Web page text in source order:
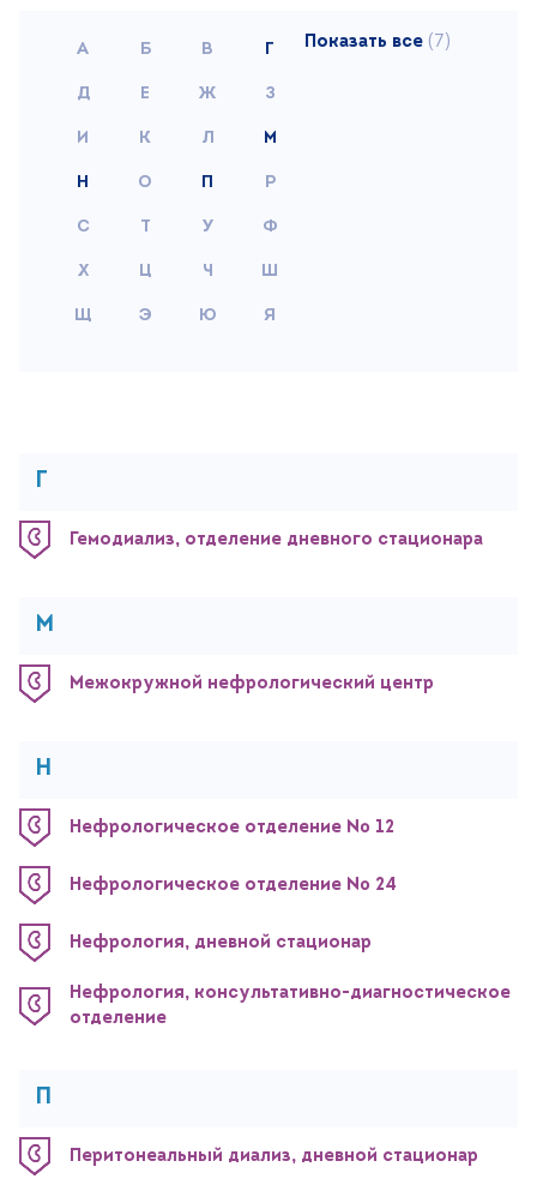
Поиск
Версия для слабовидящих
+7 (499) 490-03-03
8:00-20:00 будни
Записаться на прием
(7)
Г
Гемодиализ, отделение дневного стационара
М
Межокружной нефрологический центр
Н
Нефрологическое отделение № 12
Нефрологическое отделение № 24
Нефрология, дневной стационар
Нефрология, консультативно-диагностическое
отделение
П
Перитонеальный диализ, дневной стационар